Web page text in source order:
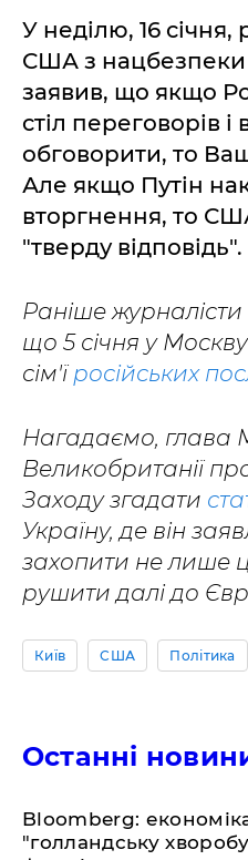
У неділю, 16
США з
заявив, що якщо
стіл переговорів
обговорити, то
Але якщо Путін
вторгнення, то
"тверду відповідь".
Раніше
що 5 січня у
сім'ї російських
Нагадаємо, глава
Великобританії
Заходу згадати
Україну, де він
захопити не лише
рушити далі до
Київ США Політика
Останні
Bloomberg:
"голландську